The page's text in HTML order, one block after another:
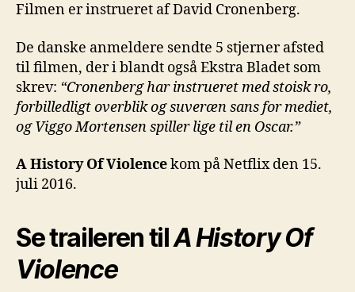
Filmen er instrueret af David Cronenberg.
De danske anmeldere sendte 5 stjerner afsted
til filmen, der i blandt også Ekstra Bladet som
skrev: “Cronenberg har instrueret med stoisk ro,
forbilledligt overblik og suveræn sans for mediet,
og Viggo Mortensen spiller lige til en Oscar.”
A History Of Violencekom på Netflix den 15.
juli 2016.
Se traileren tilA History Of
Violence